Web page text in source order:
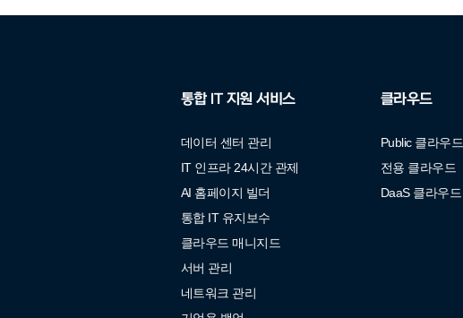
통합 IT 지원 서비스
데이터 센터 관리
IT 인프라 24시간 관제
AI 홈페이지 빌더
통합 IT 유지보수
클라우드 매니지드
서버 관리
네트워크 관리
클라우드
Public 클라우드
전용 클라우드
DaaS 클라우드